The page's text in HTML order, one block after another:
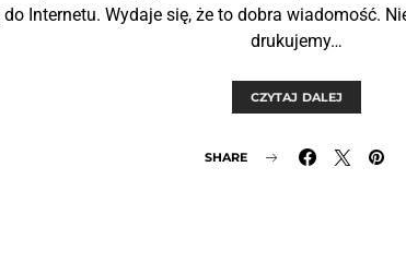
do Internetu. Wydaje się, że to dobra wiadomość.
drukujemy…
CZYTAJ DALEJ
SHARE